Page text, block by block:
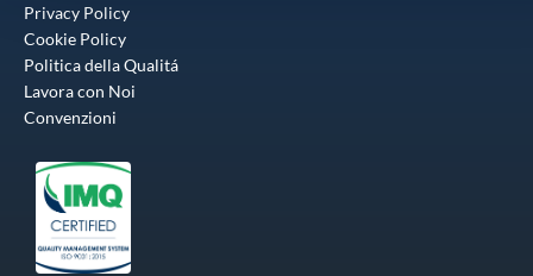
Privacy Policy
Cookie Policy
Politica della Qualitá
Lavora con Noi
Convenzioni